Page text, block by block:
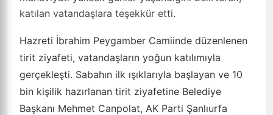
katılan vatandaşlara teşekkür etti.
Hazreti İbrahim Peygamber Camiinde düzenlenen
tirit ziyafeti, vatandaşların yoğun katılımıyla
gerçekleşti. Sabahın ilk ışıklarıyla başlayan ve 10
bin kişilik hazırlanan tirit ziyafetine Belediye
Başkanı Mehmet Canpolat, AK Parti Şanlıurfa